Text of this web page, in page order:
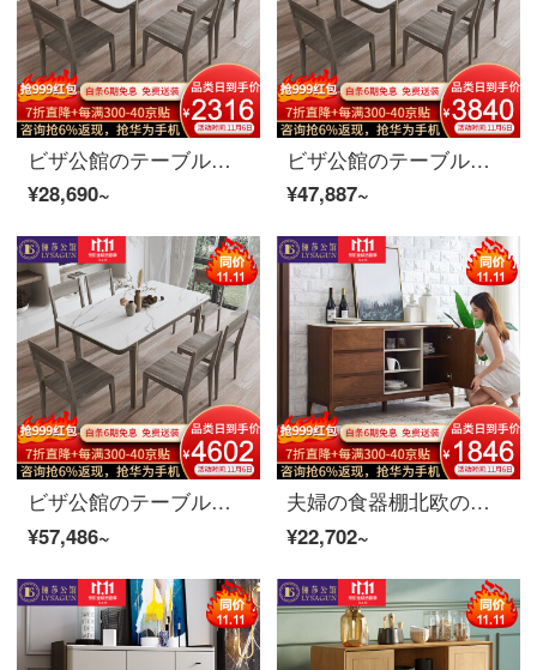
ビザ公館のテーブルテーブルテーブルの実木の食卓の食事セット北欧レストランの簡単な岩板の食事台の食事テーブルの逸品の家具の食卓の薄い灰色の鋼化ガラス
¥28,690~
ビザ公館のテーブルテーブルのテーブルのテーブルのテーブルのテーブルのセット北欧レストランの簡単な食事テーブルテーブルテーブルの逸品の家具一つのテーブルのライトグレーのスチールガラス
¥47,887~
ビザ公館のテーブルテーブルテーブルのテーブルテーブルのテーブルのテーブルのセット北欧レストランの簡単な食事テーブルテーブルテーブルの逸品の家具を一つのテーブルに薄い灰色のスチールガラスがあります。
¥57,486~
夫婦の食器棚北欧の食器棚のお茶の食器棚のレストラン現代簡単な大理石の収納棚の家具のサイドキャビネット胡桃色
¥22,702~